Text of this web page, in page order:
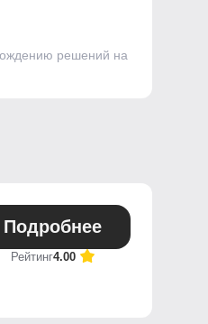
решений на
Подробнее
Рейтинг4.00